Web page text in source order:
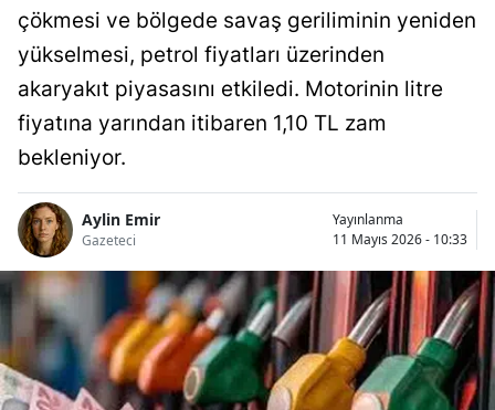
çökmesi ve bölgede savaş geriliminin yeniden
yükselmesi, petrol fiyatları üzerinden
akaryakıt piyasasını etkiledi. Motorinin litre
fiyatına yarından itibaren 1,10 TL zam
bekleniyor.
Aylin Emir
Gazeteci
Yayınlanma
11 Mayıs 2026 - 10:33